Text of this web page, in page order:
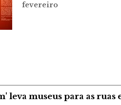
fevereiro
leva museus para as ruas